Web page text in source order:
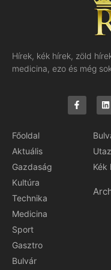
Hírek, kék hírek, zöld
medicina, ezo és még
Főoldal
Aktuális
Gazdaság
Kultúra
Technika
Medicina
Sport
Gasztro
Bulvár
Kék